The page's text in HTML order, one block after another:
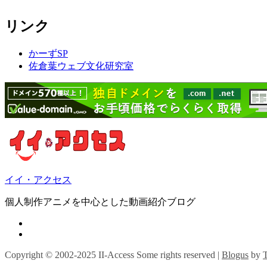
リンク
かーずSP
佐倉葉ウェブ文化研究室
イイ・アクセス
個人制作アニメを中心とした動画紹介ブログ
Copyright © 2002-2025 II-Access Some rights reserved | Blogus by